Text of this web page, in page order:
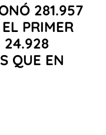
281.957
PRIMER
24.928
QUE EN